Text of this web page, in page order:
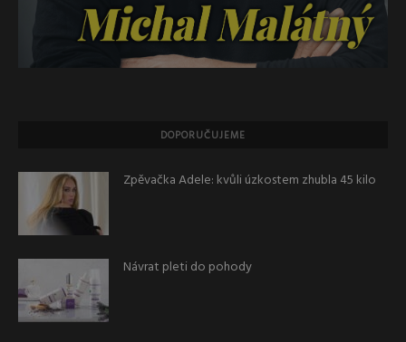
DOPORUČUJEME
Zpěvačka Adele: kvůli úzkostem zhubla 45 kilo
Návrat pleti do pohody